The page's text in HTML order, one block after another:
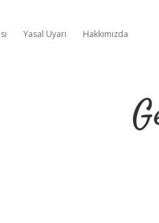
Yasal Uyarı Hakkımızda